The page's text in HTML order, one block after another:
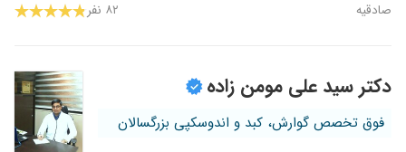
صادقیه ۸۲ نفر
دکتر سید علی مومن زاده
فوق تخصص گوارش، کبد و اندوسکپی بزرگسالان